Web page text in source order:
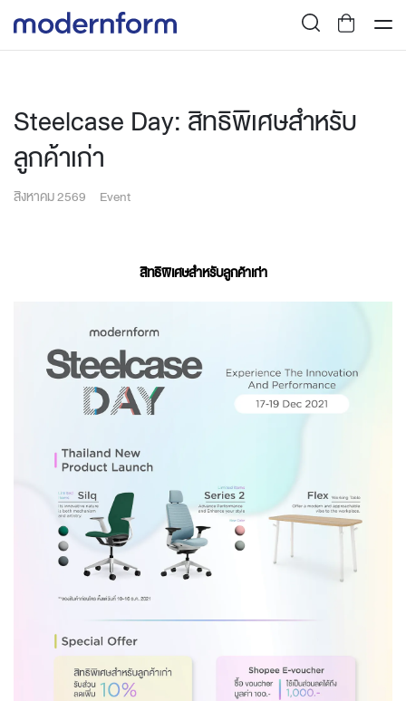
Steelcase Day: สิทธิพิเศษสำหรับ
ลูกค้าเก่า
สิงหาคม 2569 Event
สิทธิพิเศษสำหรับลูกค้าเก่า